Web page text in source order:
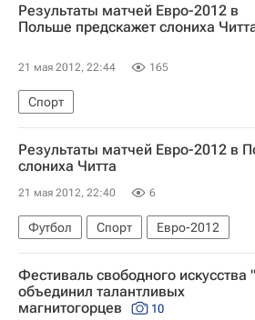
Результаты матчей Евро-2012 в
Польше предскажет слониха
21 мая 2012, 22:44 165
Спорт
Результаты матчей Евро-2012 в
слониха Читта
21 мая 2012, 22:40 6
Футбол Спорт
Евро-2012
Новости - Евро-2012
Мультимедийный спортивный пакет
Евро 2024
Фестиваль свободного искусства
объединил талантливых
магнитогорцев
10